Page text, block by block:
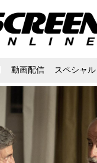
動画配信 スペシャル